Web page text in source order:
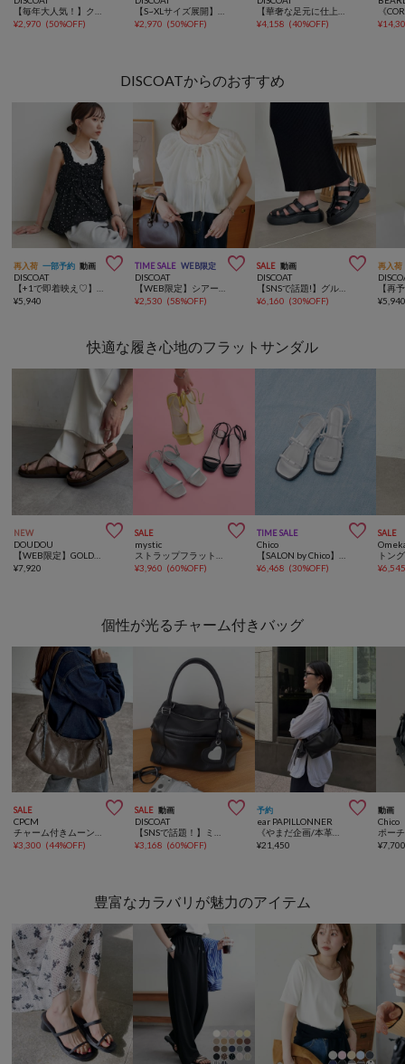
¥2,970 (50%OFF)
¥2,970 (50%OFF)
¥4,158 (40%OFF) ¥
DISCOATからのおすすめ
再入荷 一部予約 動画 
DISCOAT
¥5,940
TIME SALE WEB限定 
DISCOAT
¥2,530 (58%OFF)
SALE 動画 
DISCOAT
【SNSで話題!】グルカサボシューズ《詳細動画/WEB限定カラーあり》
¥6,160 (30%OFF)
再入荷
¥
快適な履き心地のフラットサンダル
NEW 
DOUDOU
¥7,920
SALE 
mystic
¥3,960 (60%OFF)
TIME SALE 
Chico
¥6,468 (30%OFF)
SALE
¥
個性が光るチャーム付きバッグ
SALE 
CPCM
¥3,300 (44%OFF)
SALE 動画 
DISCOAT
¥3,168 (60%OFF)
予約 
ear PAPILLONNER
¥21,450
動画
Chico
¥
豊富なカラバリが魅力のアイテム